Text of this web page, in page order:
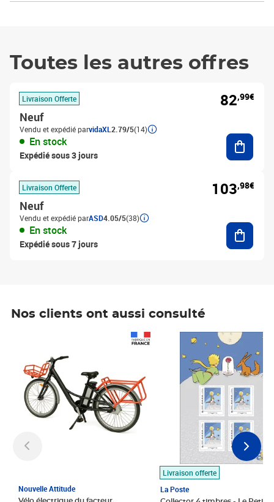
Toutes les autres offres
Livraison Offerte
Neuf
Vendu et expédié parvidaXL 2.79/5(14)
En stock
Expédié sous 3 jours
82,99€
Livraison Offerte
Neuf
Vendu et expédié parASD4.05/5(38)
En stock
Expédié sous 7 jours
103,98€
Nos clients ont aussi consulté
Nouvelle Attitude
Livraison offerte
La Poste
Prix 7,50€